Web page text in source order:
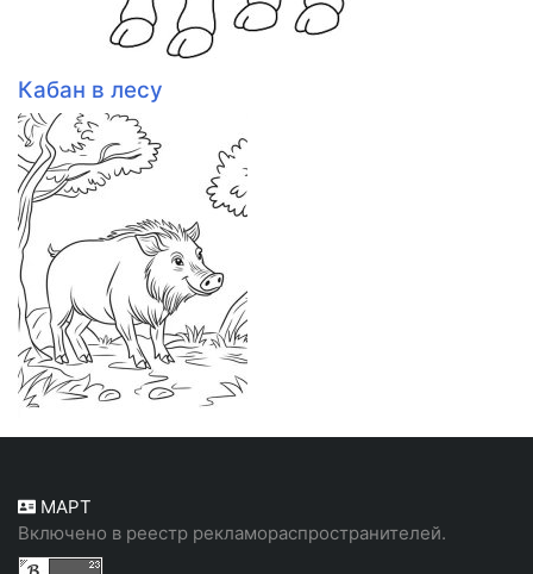
Кабан в лесу
МАРТ
Включено в реестр рекламораспространителей.